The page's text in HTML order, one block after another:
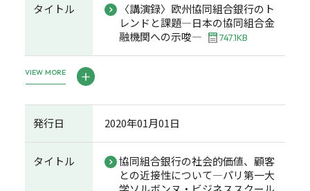
タイトル
〈講演録〉欧州協同組合銀行のト
レンドと課題―日本の協同組合金
融機関への示唆―
747.1KB
VIEW MORE
発行日 2020年01月01日
タイトル
協同組合銀行の社会的価値、顧客
との近接性について―パリ第一大